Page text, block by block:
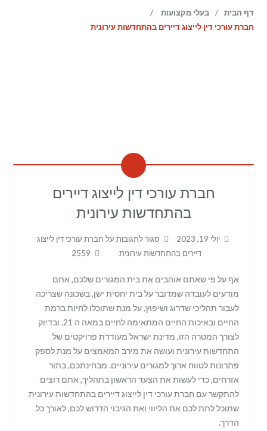
דף הבית / בעלי מקצועות /
חברת עורכי דין לייצוג דיירים בהתחדשות עירונית
חברת עורכי דין לייצוג דיירים
בהתחדשות עירונית
יולי 19, 2023 סגור לתגובות על חברת עורכי דין לייצוג
דיירים בהתחדשות עירונית
אף על פי שאתם אוהבים את בית המגורים שלכם, אתם
מודעים לעובדה שמדובר על בית יחסית ישן, בשכונה שצריכה
לעבור תהליכי שדרוג ושיפוץ, על מנת שתוכלו לחיות ברמת
החיים ובאיכות החיים המתאימה לחיים במאה ה 21. ובדיוק
לצורך המטרה הזו, מדינת ישראל מעודדת פרויקטים של
התחדשות עירונית ועושה את מירב המאמצים על מנת לספק
פתרונות לטווח ארוך למגורים עירוניים. מבחינתכם, בתור
אזרחים, כדי לעשות את הצעד הראשון בתהליך, אתם רוצים
להתקשר עם חברת עורכי דין לייצוג דיירים בהתחדשות עירונית
שתוכל לתת לכם את הליווי ואת הגיבוי הדרוש לכם, לאורך כל
הדרך.